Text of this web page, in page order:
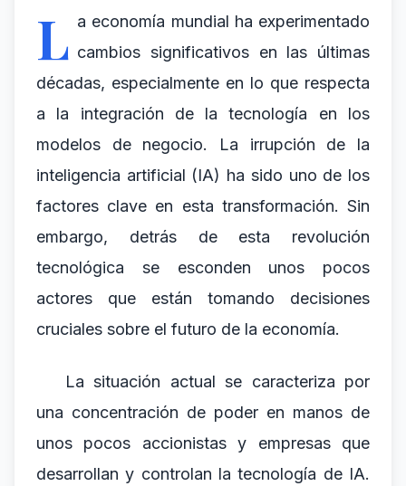
L a economía mundial ha experimentado
cambios significativos en las últimas
décadas, especialmente en lo que respecta
a la integración de la tecnología en los
modelos de negocio. La irrupción de la
inteligencia artificial (IA) ha sido uno de los
factores clave en esta transformación. Sin
embargo, detrás de esta revolución
tecnológica se esconden unos pocos
actores que están tomando decisiones
cruciales sobre el futuro de la economía.
La situación actual se caracteriza por
una concentración de poder en manos de
unos pocos accionistas y empresas que
desarrollan y controlan la tecnología de IA.